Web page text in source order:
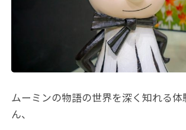
ムーミンの物語の世界を深く知れる体
ん、